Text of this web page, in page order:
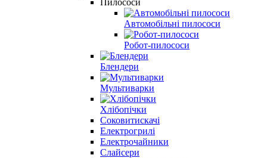
Автомобільні пилососи
Робот-пилососи
Блендери
Мультиварки
Хлібопічки
Соковитискачі
Електрогрилі
Електрочайники
Слайсери